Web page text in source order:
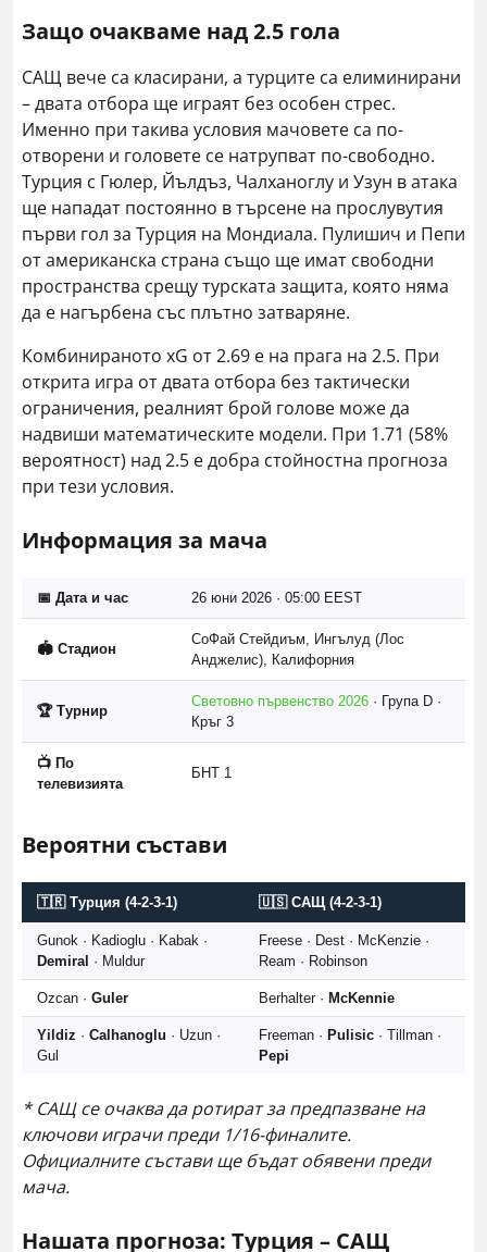
Защо очакваме над 2.5 гола
САЩ вече са класирани, а турците са елиминирани
– двата отбора ще играят без особен стрес.
Именно при такива условия мачовете са по-
отворени и головете се натрупват по-свободно.
Турция с Гюлер, Йълдъз, Чалханоглу и Узун в атака
ще нападат постоянно в търсене на прослувутия
първи гол за Турция на Мондиала. Пулишич и Пепи
от американска страна също ще имат свободни
пространства срещу турската защита, която няма
да е нагърбена със плътно затваряне.
Комбинираното xG от 2.69 е на прага на 2.5. При
открита игра от двата отбора без тактически
ограничения, реалният брой голове може да
надвиши математическите модели. При 1.71 (58%
вероятност) над 2.5 е добра стойностна прогноза
при тези условия.
Информация за мача
📅 Дата и час 26 юни 2026 · 05:00 EEST
🏟️ Стадион
СоФай Стейдиъм, Ингълуд (Лос
Анджелис), Калифорния
🏆 Турнир
Световно първенство 2026 · Група D ·
Кръг 3
📺 По
телевизията
БНТ 1
Вероятни състави
🇹🇷 Турция (4-2-3-1) 🇺🇸 САЩ (4-2-3-1)
Gunok · Kadioglu · Kabak ·
Demiral · Muldur
Freese · Dest · McKenzie ·
Ream · Robinson
Ozcan · Guler Berhalter · McKennie
Yildiz · Calhanoglu · Uzun ·
Gul
Freeman · Pulisic · Tillman ·
Pepi
* САЩ се очаква да ротират за предпазване на
ключови играчи преди 1/16-финалите.
Официалните състави ще бъдат обявени преди
мача.
Нашата прогноза: Турция – САЩ